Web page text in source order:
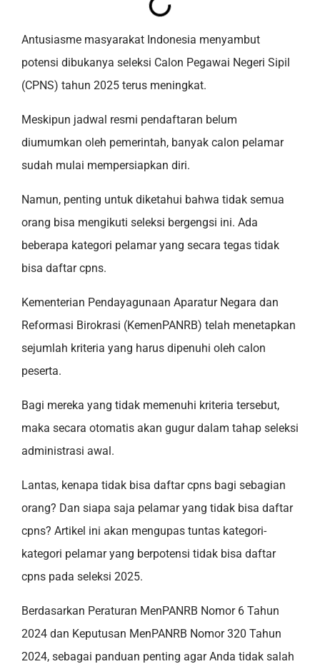
Antusiasme masyarakat Indonesia menyambut
potensi dibukanya seleksi Calon Pegawai Negeri Sipil
(CPNS) tahun 2025 terus meningkat.
Meskipun jadwal resmi pendaftaran belum
diumumkan oleh pemerintah, banyak calon pelamar
sudah mulai mempersiapkan diri.
Namun, penting untuk diketahui bahwa tidak semua
orang bisa mengikuti seleksi bergengsi ini. Ada
beberapa kategori pelamar yang secara tegas tidak
bisa daftar cpns.
Kementerian Pendayagunaan Aparatur Negara dan
Reformasi Birokrasi (KemenPANRB) telah menetapkan
sejumlah kriteria yang harus dipenuhi oleh calon
peserta.
Bagi mereka yang tidak memenuhi kriteria tersebut,
maka secara otomatis akan gugur dalam tahap seleksi
administrasi awal.
Lantas, kenapa tidak bisa daftar cpns bagi sebagian
orang? Dan siapa saja pelamar yang tidak bisa daftar
cpns? Artikel ini akan mengupas tuntas kategori-
kategori pelamar yang berpotensi tidak bisa daftar
cpns pada seleksi 2025.
Berdasarkan Peraturan MenPANRB Nomor 6 Tahun
2024 dan Keputusan MenPANRB Nomor 320 Tahun
2024, sebagai panduan penting agar Anda tidak salah